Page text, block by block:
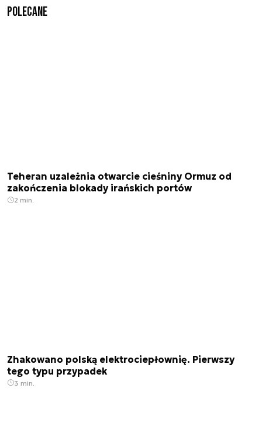
Polecane
Teheran uzależnia otwarcie cieśniny Ormuz od
zakończenia blokady irańskich portów
2 min.
Zhakowano polską elektrociepłownię. Pierwszy
tego typu przypadek
3 min.